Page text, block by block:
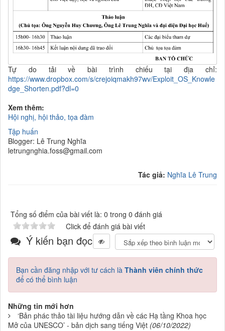
Tự do tải về bài trình chiếu tại địa chỉ:
https://www.dropbox.com/s/crejoiqmakh97wv/Exploit_OS_Knowle
dge_Shorten.pdf?dl=0
Xem thêm:
Hội nghị, hội thảo, tọa đàm
Tập huấn
Blogger: Lê Trung Nghĩa
letrungnghia.foss@gmail.com
Tác giả: Nghĩa Lê Trung
Tổng số điểm của bài viết là: 0 trong 0 đánh giá
Click để đánh giá bài viết
Ý kiến bạn đọc
Bạn cần đăng nhập với tư cách là Thành viên chính thức
để có thể bình luận
Những tin mới hơn
‘Bản phác thảo tài liệu hướng dẫn về các Hạ tầng Khoa học
Mở của UNESCO’ - bản dịch sang tiếng Việt (06/10/2022)